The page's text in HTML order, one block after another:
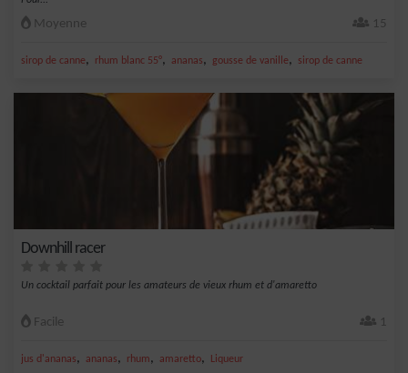
Moyenne 15
sirop de canne, rhum blanc 55°, ananas, gousse de vanille, sirop de canne
Downhill racer
Un cocktail parfait pour les amateurs de vieux rhum et d'amaretto
Facile 1
jus d'ananas, ananas, rhum, amaretto, Liqueur